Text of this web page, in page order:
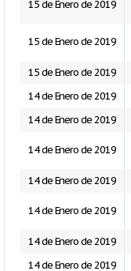
15 de Enero de 2019
15 de Enero de 2019
15 de Enero de 2019
14 de Enero de 2019
14 de Enero de 2019
14 de Enero de 2019
14 de Enero de 2019
14 de Enero de 2019
14 de Enero de 2019
14 de Enero de 2019